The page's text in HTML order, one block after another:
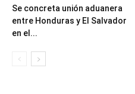
Se concreta unión aduanera
entre Honduras y El Salvador
en el...